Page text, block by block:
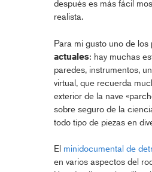
después es más fácil
realista.
Para mi gusto uno de
actuales: hay muchas
paredes, instrumentos,
virtual, que recuerda
exterior de la nave
sobre seguro de la
todo tipo de piezas en
El minidocumental de
en varios aspectos del